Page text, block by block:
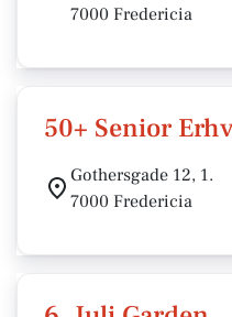
7000 Fredericia
50+ Senior
Gothersgade 12, 1.
7000 Fredericia